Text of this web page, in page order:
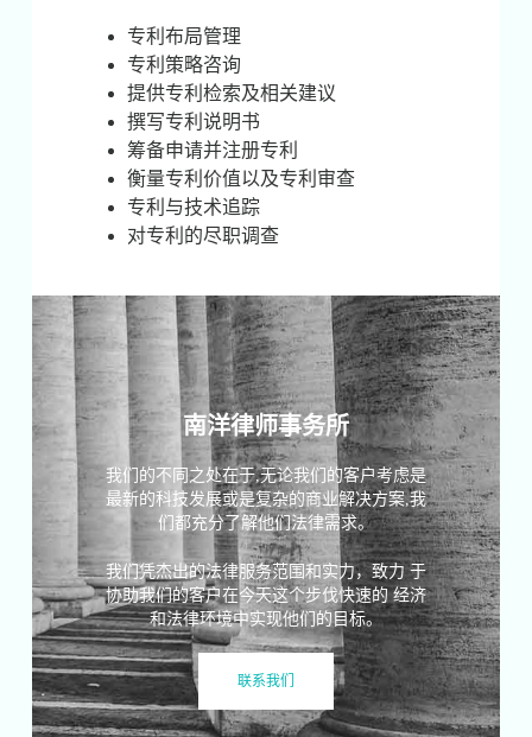
专利布局管理
专利策略咨询
提供专利检索及相关建议
撰写专利说明书
筹备申请并注册专利
衡量专利价值以及专利审查
专利与技术追踪
对专利的尽职调查
南洋律师事务所
我们的不同之处在于,无论我们的客户考虑是
最新的科技发展或是复杂的商业解决方案,我
们都充分了解他们法律需求。
我们凭杰出的法律服务范围和实力，致力 于
协助我们的客户在今天这个步伐快速的 经济
和法律环境中实现他们的目标。
联系我们